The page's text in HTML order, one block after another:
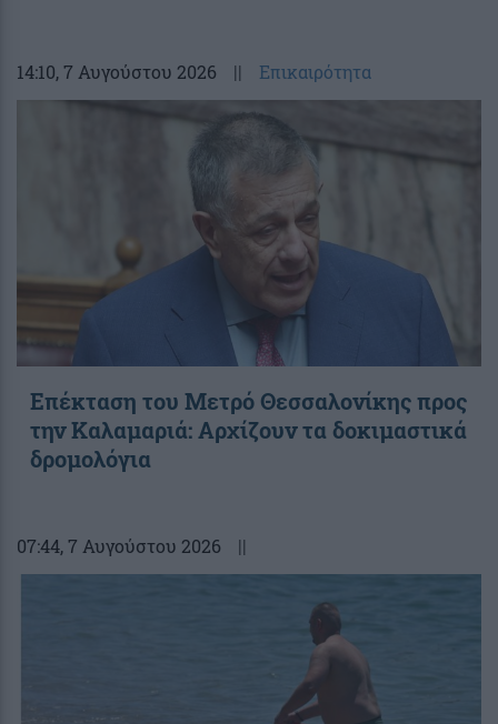
14:10, 7 Αυγούστου 2026 || Επικαιρότητα
Επέκταση του Μετρό Θεσσαλονίκης προς
την Καλαμαριά: Αρχίζουν τα δοκιμαστικά
δρομολόγια
07:44, 7 Αυγούστου 2026 ||